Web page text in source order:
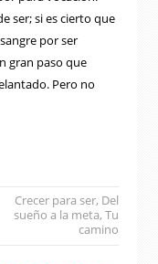
ser; si es cierto que
por ser
gran paso que
Pero no
Crecer para ser, Del
sueño a la meta,Tu
camino